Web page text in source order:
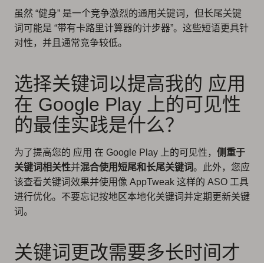
虽然 “健身” 是一个竞争激烈的通用关键词，但长尾关键
词可能是 “带有卡路里计算器的计步器”。这些短语更具针
对性，并且通常竞争较低。
选择关键词以提高我的 应用
在 Google Play 上的可见性
的最佳实践是什么？
为了提高您的 应用 在 Google Play 上的可见性， 侧重于
关键词相关性并混合使用短尾和长尾关键词。此外，您应
该查看关键词效果并使用像 AppTweak 这样的 ASO 工具
进行优化。不要忘记按地区本地化关键词并定期更新关键
词。
关键词更改需要多长时间才